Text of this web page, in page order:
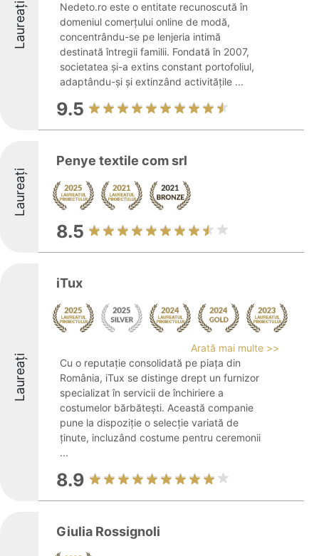
Laureați
Nedeto.ro este o entitate recunoscută în
domeniul comerțului online de modă,
concentrându-se pe lenjeria intimă
destinată întregii familii. Fondată în 2007,
societatea și-a extins constant portofoliul,
adaptându-și și extinzând activitățile ...
9.5
Laureați
Penye textile com srl
8.5
Laureați
iTux
Arată mai multe >>
Cu o reputație consolidată pe piața din
România, iTux se distinge drept un furnizor
specializat în servicii de închiriere a
costumelor bărbătești. Această companie
pune la dispoziție o selecție variată de
ținute, incluzând costume pentru ceremonii
...
8.9
Giulia Rossignoli